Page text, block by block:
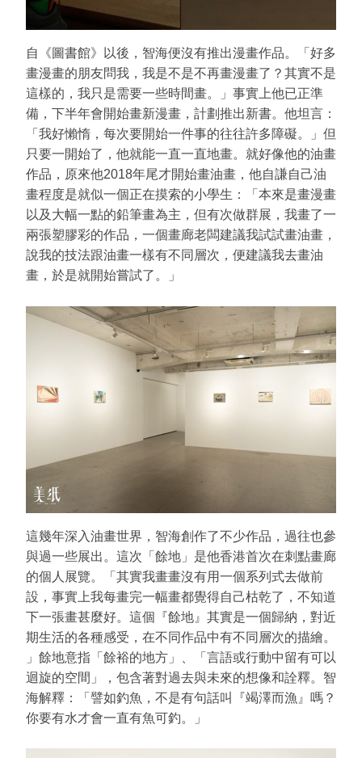
自《圖書館》以後，智海便沒有推出漫畫作品。「好多
畫漫畫的朋友問我，我是不是不再畫漫畫了？其實不是
這樣的，我只是需要一些時間畫。」事實上他已正準
備，下半年會開始畫新漫畫，計劃推出新書。他坦言：
「我好懶惰，每次要開始一件事的往往許多障礙。」但
只要一開始了，他就能一直一直地畫。就好像他的油畫
作品，原來他2018年尾才開始畫油畫，他自謙自己油
畫程度是就似一個正在摸索的小學生：「本來是畫漫畫
以及大幅一點的鉛筆畫為主，但有次做群展，我畫了一
兩張塑膠彩的作品，一個畫廊老闆建議我試試畫油畫，
說我的技法跟油畫一樣有不同層次，便建議我去畫油
畫，於是就開始嘗試了。」
這幾年深入油畫世界，智海創作了不少作品，過往也參
與過一些展出。這次「餘地」是他香港首次在刺點畫廊
的個人展覽。「其實我畫畫沒有用一個系列式去做前
設，事實上我每畫完一幅畫都覺得自己枯乾了，不知道
下一張畫甚麼好。這個『餘地』其實是一個歸納，對近
期生活的各種感受，在不同作品中有不同層次的描繪。
」餘地意指「餘裕的地方」、「言語或行動中留有可以
迴旋的空間」，包含著對過去與未來的想像和詮釋。智
海解釋：「譬如釣魚，不是有句話叫『竭澤而漁』嗎？
你要有水才會一直有魚可釣。」